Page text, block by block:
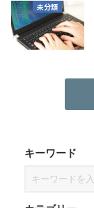
未分類
キーワード